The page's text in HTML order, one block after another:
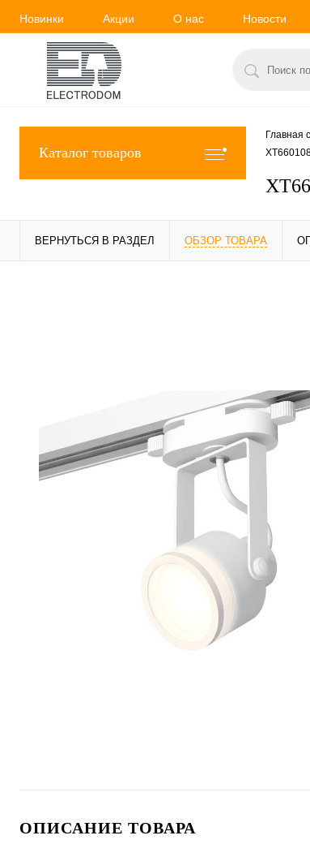
Новинки Акции О нас Новости
Каталог товаров
Главная
ВЕРНУТЬСЯ В РАЗДЕЛ ОБЗОР ТОВАРА
ОПИСАНИЕ ТОВАРА